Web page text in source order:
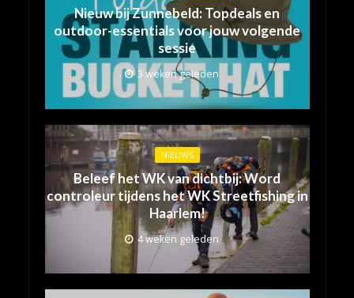
Nieuw bij Zunnebeld: Topdeals en
outdoor-essentials voor jouw volgende
sessie
3 weken geleden
NIEUWS
Beleef het WK van dichtbij: Word
controleur tijdens het WK Streetfishing in
Haarlem!
4 weken geleden